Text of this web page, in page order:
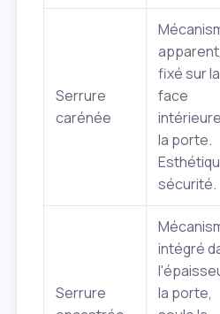
Serrure
carénée
apparent,
fixé sur la
face
la porte.
sécurité.
Serrure
intégré
la porte,